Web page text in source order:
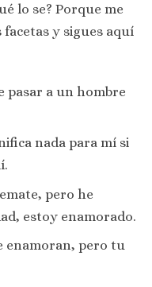
lo se? Porque me
y sigues aquí
pasar a un hombre
nada para mí si
pero he
estoy enamorado.
enamoran, pero tu